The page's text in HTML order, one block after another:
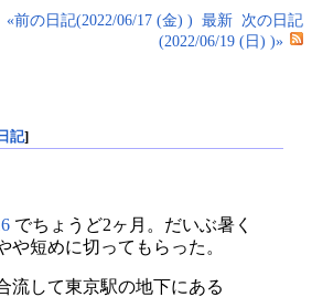
«前の日記(2022/06/17 (金) ) 最新 次の日記
(2022/06/19 (日) )»
記]
でちょうど2ヶ月。だいぶ暑く
や短めに切ってもらった。
流して東京駅の地下にある